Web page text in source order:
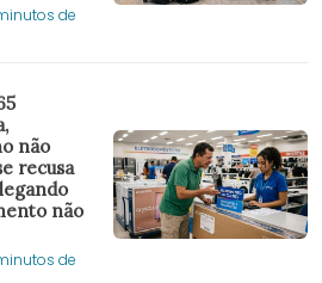
de
não
recusa
não
de